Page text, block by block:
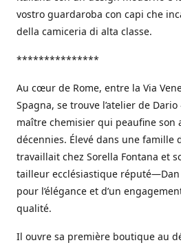
vostro guardaroba con capi che
della camiceria di alta classe.
***************
Au cœur de Rome, entre la Via
Spagna, se trouve l’atelier de
maître chemisier qui peaufine son
décennies. Élevé dans une famille
travaillait chez Sorella Fontana et
tailleur ecclésiastique réputé—Dan
pour l’élégance et d’un
qualité.
Il ouvre sa première boutique au